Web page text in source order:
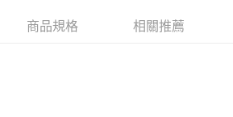
含以上)免運費
商品規格 相關推薦